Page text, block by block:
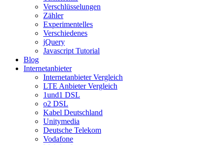
Verschlüsselungen
Zähler
Experimentelles
Verschiedenes
jQuery
Javascript Tutorial
Blog
Internetanbieter
Internetanbieter Vergleich
LTE Anbieter Vergleich
1und1 DSL
o2 DSL
Kabel Deutschland
Unitymedia
Deutsche Telekom
Vodafone